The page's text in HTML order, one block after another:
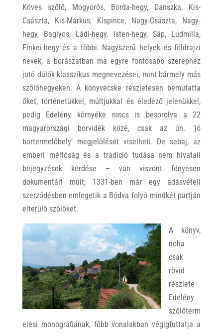
Köves szőlő, Mogyorós, Borda-hegy, Danszka, Kis-
Császta, Kis-Márkus, Kispince, Nagy-Császta, Nagy-
hegy, Baglyos, Ládi-hegy, Isten-hegy, Sáp, Ludmilla,
Finkei-hegy és a többi. Nagyszerű helyek és földrajzi
nevek, a borászatban ma egyre fontosabb szerephez
jutó dűlők klasszikus megnevezései, mint bármely más
szőlőhegyeken. A könyvecske részletesen bemutatta
őket, történetükkel, múltjukkal és éledező jelenükkel,
pedig Edelény környéke nincs is besorolva a 22
magyarországi borvidék közé, csak az ún. ’jó
bortermelőhely’ megjelölését viselheti. De sebaj, az
emberi méltóság és a tradíció tudása nem hivatali
bejegyzések kérdése – van viszont fényesen
dokumentált múlt; 1331-ben már egy adásvételi
szerződésben emlegetik a Bódva folyó mindkét partján
elterülő szőlőket.
A könyv,
noha
csak
rövid
részlete
Edelény
szőlőterm
elési monográfiának, főbb vonalakban végigfuttatja a